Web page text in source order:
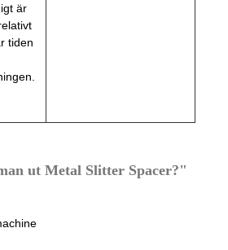
är
tiden
ut Metal Slitter Spacer?"